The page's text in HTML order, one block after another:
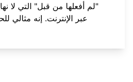
"لم أفعلها من قبل" التي لا
عبر الإنترنت. إنه مثالي